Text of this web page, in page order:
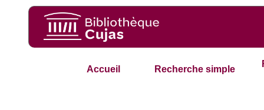
Accueil Recherche simple